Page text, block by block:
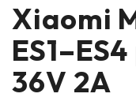
Xiaomi
36V 2A